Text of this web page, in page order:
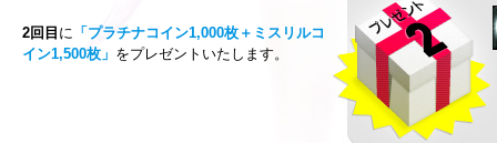
2回目 に 「プラチナコイン1,000枚＋ミスリルコ
イン1,500枚」 をプレゼントいたします。